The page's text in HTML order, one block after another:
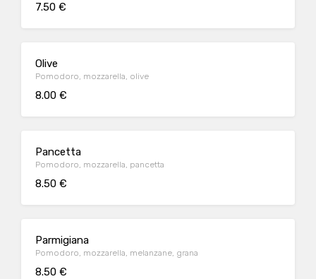
7.50 €
Olive
Pomodoro, mozzarella, olive
8.00 €
Pancetta
Pomodoro, mozzarella, pancetta
8.50 €
Parmigiana
Pomodoro, mozzarella, melanzane, grana
8.50 €